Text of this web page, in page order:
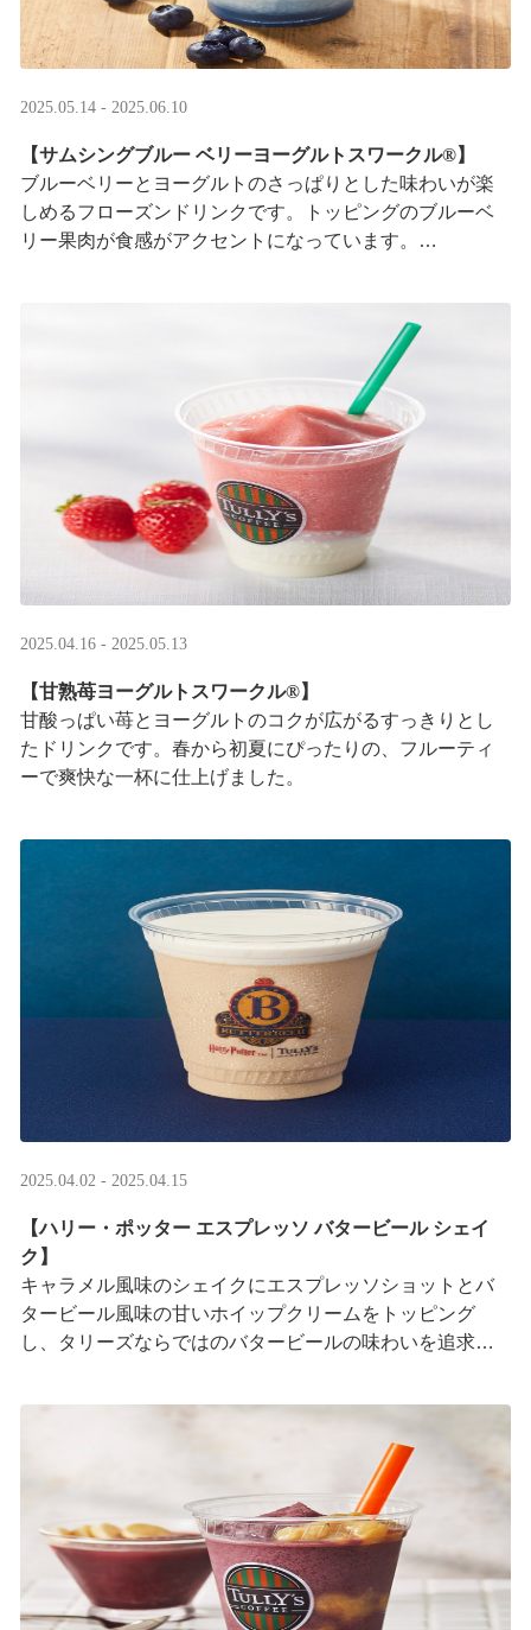
2025.05.14 - 2025.06.10
【サムシングブルー ベリーヨーグルトスワークル®】
ブルーベリーとヨーグルトのさっぱりとした味わいが楽
しめるフローズンドリンクです。トッピングのブルーベ
リー果肉が食感がアクセントになっています。
2025.04.16 - 2025.05.13
【甘熟苺ヨーグルトスワークル®】
甘酸っぱい苺とヨーグルトのコクが広がるすっきりとし
たドリンクです。春から初夏にぴったりの、フルーティ
ーで爽快な一杯に仕上げました。
2025.04.02 - 2025.04.15
【ハリー・ポッター エスプレッソ バタービール シェイ
ク】
キャラメル風味のシェイクにエスプレッソショットとバ
タービール風味の甘いホイップクリームをトッピング
し、タリーズならではのバタービールの味わいを追求し